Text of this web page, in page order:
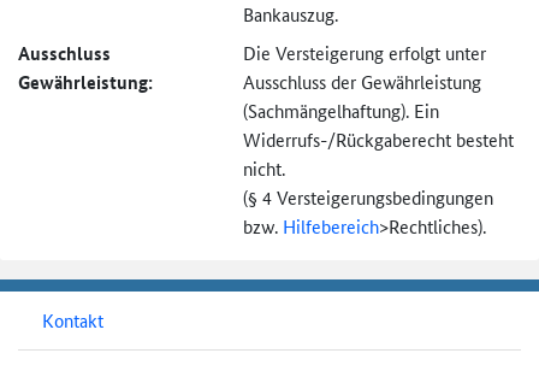
Bankauszug.
Ausschluss
Gewährleistung:
Die Versteigerung erfolgt unter
Ausschluss der Gewährleistung
(Sachmängel­haftung). Ein
Widerrufs-/Rückgaberecht besteht
nicht.
(§ 4 Versteigerungs­bedingungen
bzw. Hilfebereich>Rechtliches).
Kontakt